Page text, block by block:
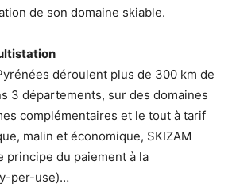
de son domaine skiable.
déroulent plus de 300 km de
3 départements, sur des domaines
complémentaires et le tout à tarif
malin et économique, SKIZAM
principe du paiement à la
per-use)…